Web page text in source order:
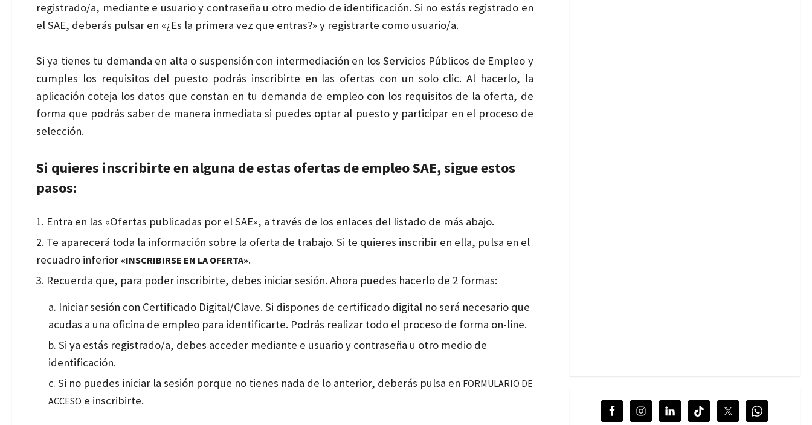
registrado/a, mediante e usuario y contraseña u otro medio de identificación. Si no estás registrado en
el SAE, deberás pulsar en «¿Es la primera vez que entras?» y registrarte como usuario/a.
Si ya tienes tu demanda en alta o suspensión con intermediación en los Servicios Públicos de Empleo y
cumples los requisitos del puesto podrás inscribirte en las ofertas con un solo clic. Al hacerlo, la
aplicación coteja los datos que constan en tu demanda de empleo con los requisitos de la oferta, de
forma que podrás saber de manera inmediata si puedes optar al puesto y participar en el proceso de
selección.
Si quieres inscribirte en alguna de estas ofertas de empleo SAE, sigue estos
pasos:
Entra en las «Ofertas publicadas por el SAE», a través de los enlaces del listado de más abajo.
Te aparecerá toda la información sobre la oferta de trabajo. Si te quieres inscribir en ella, pulsa en el
recuadro inferior «INSCRIBIRSE EN LA OFERTA».
Recuerda que, para poder inscribirte, debes iniciar sesión. Ahora puedes hacerlo de 2 formas:
Iniciar sesión con Certificado Digital/Clave. Si dispones de certificado digital no será necesario que
acudas a una oficina de empleo para identificarte. Podrás realizar todo el proceso de forma on-line.
Si ya estás registrado/a, debes acceder mediante e usuario y contraseña u otro medio de
identificación.
Si no puedes iniciar la sesión porque no tienes nada de lo anterior, deberás pulsa en FORMULARIO DE
ACCESO e inscribirte.